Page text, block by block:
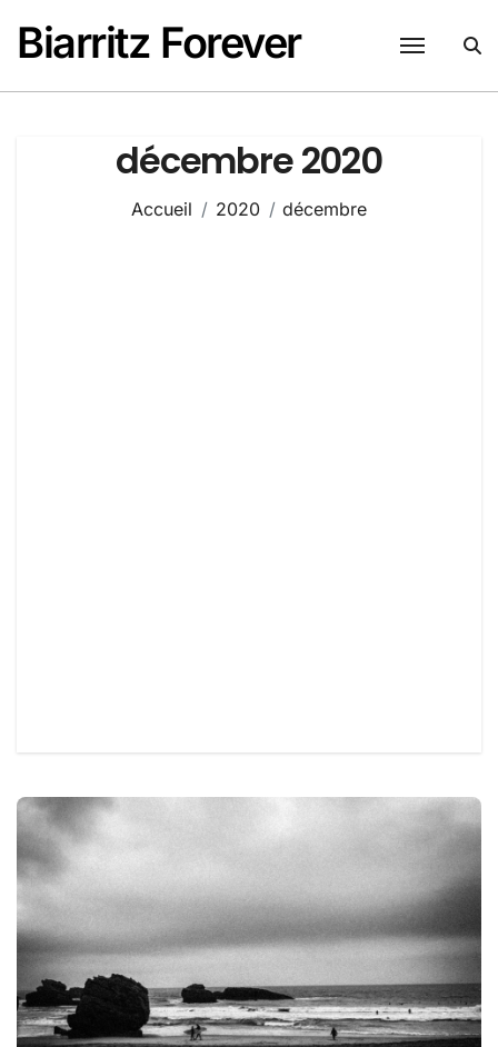
contenu
Biarritz Forever
décembre 2020
Accueil 2020 décembre